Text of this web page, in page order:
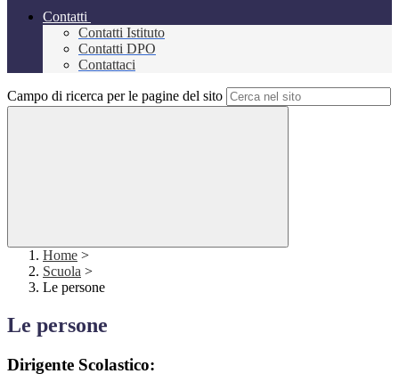
Contatti
Contatti Istituto
Contatti DPO
Contattaci
Campo di ricerca per le pagine del sito
Home >
Scuola >
Le persone
Le persone
Dirigente Scolastico: